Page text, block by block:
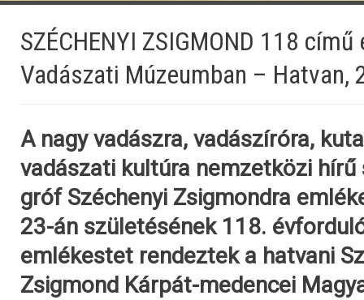
SZÉCHENYI ZSIGMOND 118
Vadászati Múzeumban – Hatvan,
A nagy vadászra, vadászíróra,
vadászati kultúra nemzetközi hírű
gróf Széchenyi Zsigmondra
23-án születésének 118.
emlékestet rendeztek a hatvani
Zsigmond Kárpát-medencei